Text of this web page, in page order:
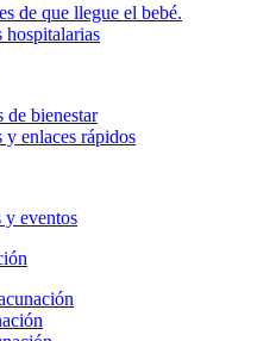
de que llegue el bebé.
hospitalarias
de bienestar
y enlaces rápidos
y eventos